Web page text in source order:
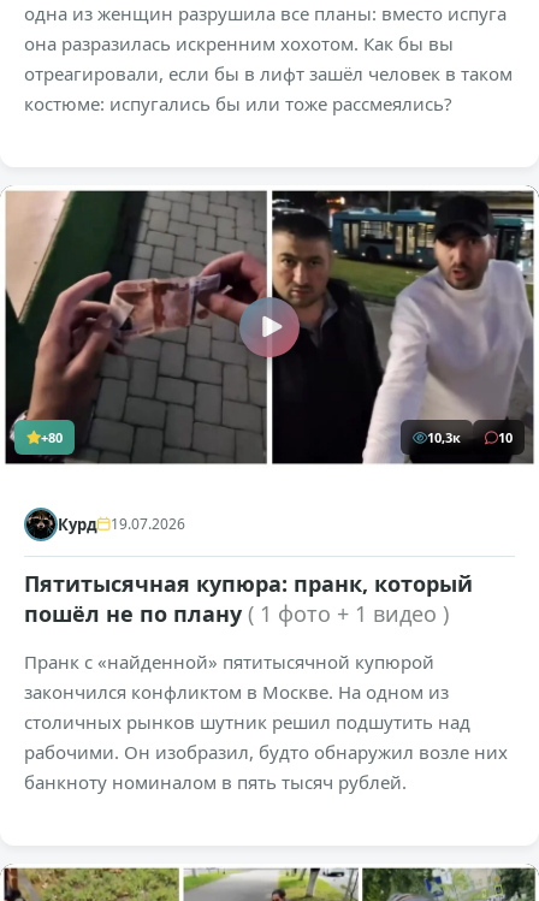
одна из женщин разрушила все планы: вместо испуга
она разразилась искренним хохотом. Как бы вы
отреагировали, если бы в лифт зашёл человек в таком
костюме: испугались бы или тоже рассмеялись?
+80 10,3к 10
Курд 19.07.2026
Пятитысячная купюра: пранк, который
пошёл не по плану ( 1 фото + 1 видео )
Пранк с «найденной» пятитысячной купюрой
закончился конфликтом в Москве. На одном из
столичных рынков шутник решил подшутить над
рабочими. Он изобразил, будто обнаружил возле них
банкноту номиналом в пять тысяч рублей.